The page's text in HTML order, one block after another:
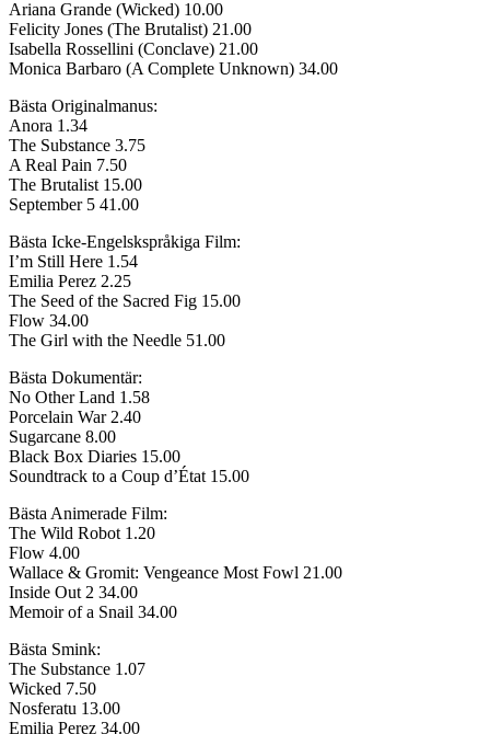
Ariana Grande (Wicked) 10.00
Felicity Jones (The Brutalist) 21.00
Isabella Rossellini (Conclave) 21.00
Monica Barbaro (A Complete Unknown) 34.00
Bästa Originalmanus:
Anora 1.34
The Substance 3.75
A Real Pain 7.50
The Brutalist 15.00
September 5 41.00
Bästa Icke-Engelskspråkiga Film:
I’m Still Here 1.54
Emilia Perez 2.25
The Seed of the Sacred Fig 15.00
Flow 34.00
The Girl with the Needle 51.00
Bästa Dokumentär:
No Other Land 1.58
Porcelain War 2.40
Sugarcane 8.00
Black Box Diaries 15.00
Soundtrack to a Coup d’État 15.00
Bästa Animerade Film:
The Wild Robot 1.20
Flow 4.00
Wallace & Gromit: Vengeance Most Fowl 21.00
Inside Out 2 34.00
Memoir of a Snail 34.00
Bästa Smink:
The Substance 1.07
Wicked 7.50
Nosferatu 13.00
Emilia Perez 34.00